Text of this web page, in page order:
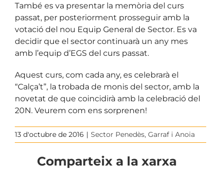
També es va presentar la memòria del curs
passat, per posteriorment prosseguir amb la
votació del nou Equip General de Sector. Es va
decidir que el sector continuarà un any mes
amb l’equip d’EGS del curs passat.
Aquest curs, com cada any, es celebrarà el
“Calça’t”, la trobada de monis del sector, amb la
novetat de que coincidirà amb la celebració del
20N. Veurem com ens sorprenen!
13 d'octubre de 2016 | Sector Penedès, Garraf i Anoia
Comparteix a la xarxa